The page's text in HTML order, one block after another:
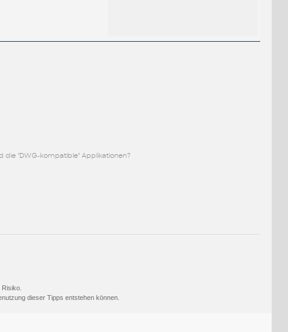
die "DWG-kompatible" Applikationen?
dieser Tipps entstehen können.